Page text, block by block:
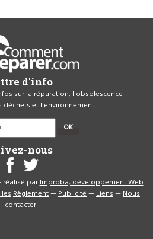
d'info
sur la réparation, l'obsolescence
déchets et l'environnement.
OK
nous
parImproba, développement Web
Règlement—Publicité—Liens—Nous
contacter